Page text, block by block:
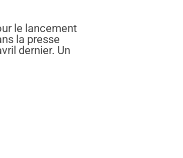
le lancement
la presse
dernier. Un